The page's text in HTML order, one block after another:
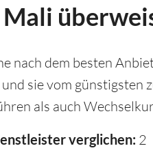
Mali
nach dem besten
sie vom
als auch
verglichen: 2